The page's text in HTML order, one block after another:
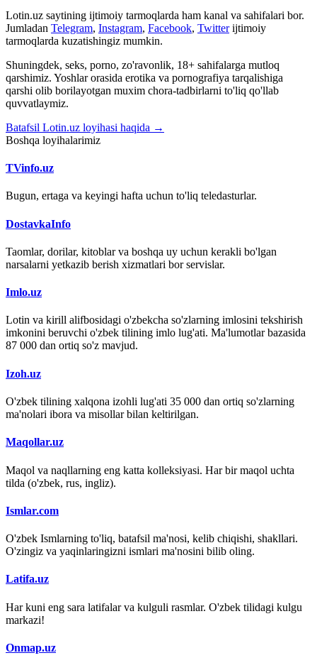
Lotin.uz saytining ijtimoiy tarmoqlarda ham kanal va sahifalari bor.
Jumladan Telegram, Instagram, Facebook, Twitter ijtimoiy
tarmoqlarda kuzatishingiz mumkin.
Shuningdek, seks, porno, zo'ravonlik, 18+ sahifalarga mutloq
qarshimiz. Yoshlar orasida erotika va pornografiya tarqalishiga
qarshi olib borilayotgan muxim chora-tadbirlarni to'liq qo'llab
quvvatlaymiz.
Batafsil Lotin.uz loyihasi haqida →
Boshqa loyihalarimiz
TVinfo.uz
Bugun, ertaga va keyingi hafta uchun to'liq teledasturlar.
DostavkaInfo
Taomlar, dorilar, kitoblar va boshqa uy uchun kerakli bo'lgan
narsalarni yetkazib berish xizmatlari bor servislar.
Imlo.uz
Lotin va kirill alifbosidagi o'zbekcha so'zlarning imlosini tekshirish
imkonini beruvchi o'zbek tilining imlo lug'ati. Ma'lumotlar bazasida
87 000 dan ortiq so'z mavjud.
Izoh.uz
O'zbek tilining xalqona izohli lug'ati 35 000 dan ortiq so'zlarning
ma'nolari ibora va misollar bilan keltirilgan.
Maqollar.uz
Maqol va naqllarning eng katta kolleksiyasi. Har bir maqol uchta
tilda (o'zbek, rus, ingliz).
Ismlar.com
O'zbek Ismlarning to'liq, batafsil ma'nosi, kelib chiqishi, shakllari.
O'zingiz va yaqinlaringizni ismlari ma'nosini bilib oling.
Latifa.uz
Har kuni eng sara latifalar va kulguli rasmlar. O'zbek tilidagi kulgu
markazi!
Onmap.uz